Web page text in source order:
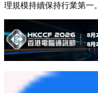
理規模持續保持行業第一。